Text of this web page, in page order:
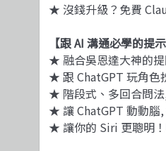
★ 沒錢升級？免費
【跟 AI 溝通必學的提
★ 融合吳恩達大神的提
★ 跟 ChatGPT 玩角色
★ 階段式、多回合問
★ 讓 ChatGPT 動動腦
★ 讓你的 Siri 更聰明